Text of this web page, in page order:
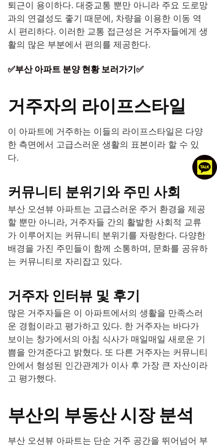
퇴근이 용이하다. 대중교통 뿐만 아니라 주요 도로망
과의 연결성도 좋기 때문에, 차량을 이용한 이동 역
시 편리하다. 이러한 교통 접근성은 거주자들에게 생
활의 많은 부분에서 편의를 제공한다.
✅부산 아파트 분양 현황 보러가기✅
거주자의 라이프스타일
이 아파트에 거주하는 이들의 라이프스타일은 다양
한 측면에서 고급스러운 생활의 표본이라 할 수 있
다.
커뮤니티 분위기와 주민 사회
부산 오션뷰 아파트는 고급스러운 주거 환경을 제공
할 뿐만 아니라, 거주자들 간의 활발한 사회적 교류
가 이루어지는 커뮤니티 분위기를 자랑한다. 다양한
배경을 가진 주민들이 함께 소통하며, 문화를 공유하
는 커뮤니티로 자리잡고 있다.
거주자 인터뷰 및 후기
많은 거주자들은 이 아파트에서의 생활을 만족스러
운 경험이라고 평가하고 있다. 한 거주자는 바다가
보이는 창가에서의 아침 식사가 매일매일 새로운 기
쁨을 안겨준다고 밝혔다. 또 다른 거주자는 커뮤니티
안에서 형성된 인간관계가 이사 후 가장 큰 자산이라
고 평가했다.
부산의 부동산 시장 분석
부산 오션뷰 아파트는 단순 거주 공간을 뛰어넘어 부